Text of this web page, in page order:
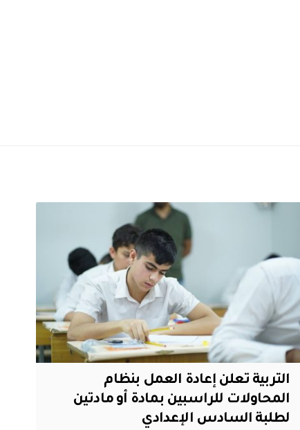
التربية تعلن إعادة العمل بنظام
المحاولات للراسبين بمادة أو مادتين
لطلبة السادس الإعدادي